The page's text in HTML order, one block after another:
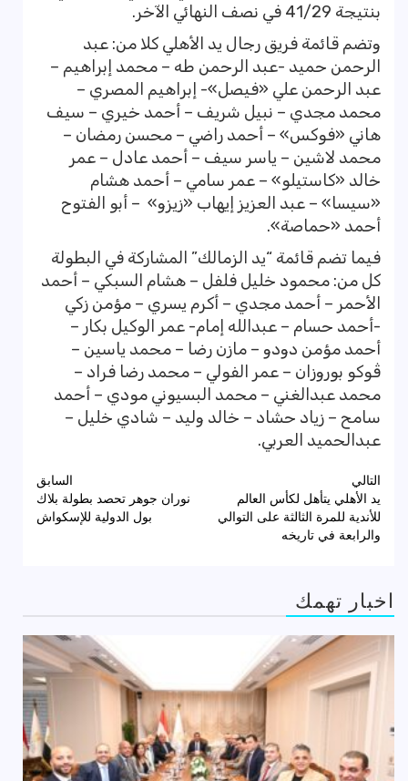
بنتيجة 41/29 في نصف النهائي الآخر.
وتضم قائمة فريق رجال يد الأهلي كلا من: عبد
الرحمن حميد -عبد الرحمن طه – محمد إبراهيم –
عبد الرحمن علي «فيصل»- إبراهيم المصري –
محمد مجدي – نبيل شريف – أحمد خيري – سيف
هاني «فوكس» – أحمد راضي – محسن رمضان –
محمد لاشين – ياسر سيف – أحمد عادل – عمر
خالد «كاستيلو» – عمر سامي – أحمد هشام
«سيسا» – عبد العزيز إيهاب «زيزو» – أبو الفتوح
أحمد «حماصة».
فيما تضم قائمة “يد الزمالك” المشاركة في البطولة
كل من: محمود خليل فلفل – هشام السبكي – أحمد
الأحمر – أحمد مجدي – أكرم يسري – مؤمن زكي
-أحمد حسام – عبدالله إمام- عمر الوكيل بكار –
أحمد مؤمن دودو – مازن رضا – محمد ياسين –
ڤوكو بوروزان – عمر الفولي – محمد رضا فراد –
محمد عبدالغني – محمد البسيوني مودي – أحمد
سامح – زياد حشاد – خالد وليد – شادي خليل –
عبدالحميد العربي.
تصفّح
المقالات
السابق
نوران جوهر تحصد بطولة بلاك
بول الدولية للإسكواش
التالي
يد الأهلي يتأهل لكأس العالم
للأندية للمرة الثالثة على التوالي
والرابعة في تاريخه
اخبار تهمك